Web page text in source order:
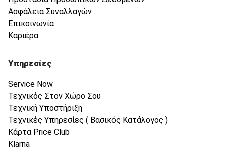
Ασφάλεια Συναλλαγών
Επικοινωνία
Καριέρα
Υπηρεσίες
Service Now
Τεχνικός Στον Χώρο Σου
Τεχνική Υποστήριξη
Τεχνικές Υπηρεσίες ( Βασικός Κατάλογος )
Κάρτα Price Club
Klarna